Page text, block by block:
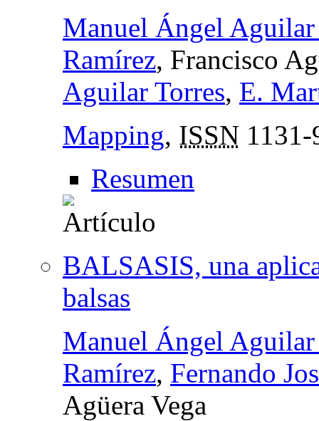
Manuel Ángel Aguilar
Ramírez, Francisco
Aguilar Torres, E.
Mapping, ISSN
Resumen
BALSASIS, una
balsas
Manuel Ángel Aguilar
Ramírez, Fernando
Agüera Vega